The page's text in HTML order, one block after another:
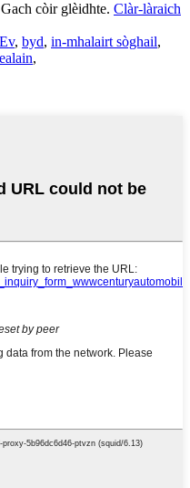
còir glèidhte. Clàr-làraich
, byd, in-mhalairt sòghail,
,